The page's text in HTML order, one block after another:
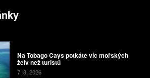
Na Tobago Cays potkáte víc mořských
želv než turistů
7. 8. 2026